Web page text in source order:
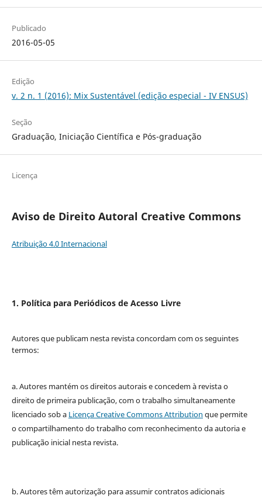
Publicado
2016-05-05
Edição
v. 2 n. 1 (2016): Mix Sustentável (edição especial - IV ENSUS)
Seção
Graduação, Iniciação Científica e Pós-graduação
Licença
Aviso de Direito Autoral Creative Commons
Atribuição 4.0 Internacional
1. Política para Periódicos de Acesso Livre
Autores que publicam nesta revista concordam com os seguintes
termos:
a. Autores mantém os direitos autorais e concedem à revista o
direito de primeira publicação, com o trabalho simultaneamente
licenciado sob a Licença Creative Commons Attribution que permite
o compartilhamento do trabalho com reconhecimento da autoria e
publicação inicial nesta revista.
b. Autores têm autorização para assumir contratos adicionais